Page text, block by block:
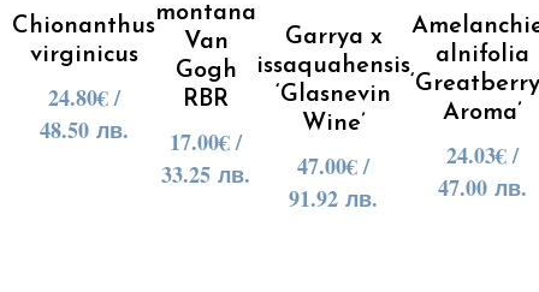
Chionanthus
virginicus
24.80€/
48.50 лв.
montana
Van
Gogh
RBR
17.00€/
33.25 лв.
Garrya x
issaquahensis
‘Glasnevin
Wine’
47.00€/
91.92 лв.
alnifolia
Aroma’
24.03€/
47.00 лв.